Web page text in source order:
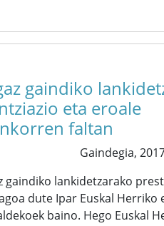
gaindiko
eta eroale
faltan
Gaindegia,
gaindiko lankidetzarako
dute Ipar Euskal Herriko
baino. Hego Euskal